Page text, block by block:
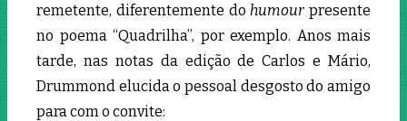
remetente, diferentemente do humour presente
no poema “Quadrilha”, por exemplo. Anos mais
tarde, nas notas da edição de Carlos e Mário,
Drummond elucida o pessoal desgosto do amigo
para com o convite: